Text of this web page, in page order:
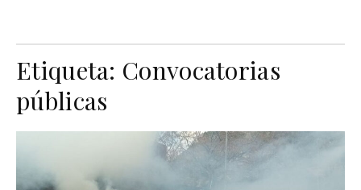
Etiqueta: Convocatorias
públicas